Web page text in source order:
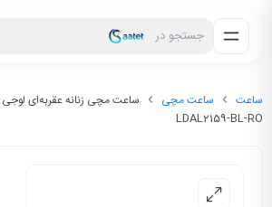
جستجو در
ساعت ساعت مچی
LDAL2159-BL-RO